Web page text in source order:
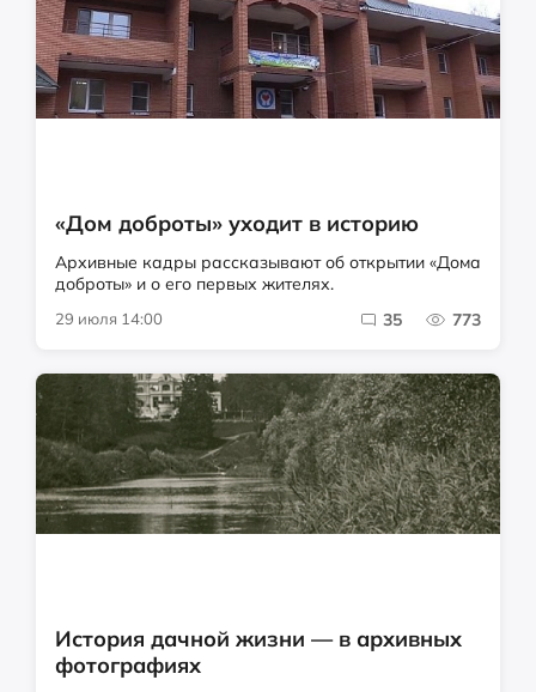
«Дом доброты» уходит в историю
Архивные кадры рассказывают об открытии «Дома
доброты» и о его первых жителях.
29 июля 14:00 35 773
История дачной жизни — в архивных
фотографиях